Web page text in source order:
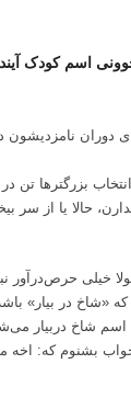
اسم کودک
دوران نامزدیشون
بزرگترها تن
حالا یا از سر
خیلی حرص‌درآور
«شاخ در بیار»
شاخ دربیار
جواب بشنوم که: